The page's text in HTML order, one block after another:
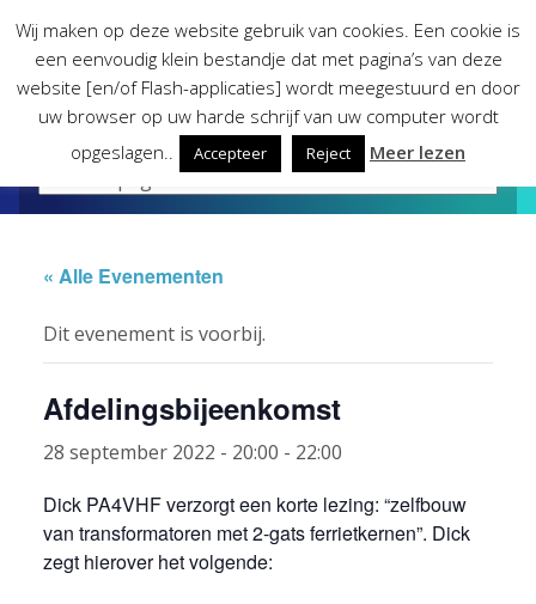
content
« Alle Evenementen
Dit evenement is voorbij.
Afdelingsbijeenkomst
28 september 2022 - 20:00 - 22:00
Dick PA4VHF verzorgt een korte lezing: “zelfbouw
van transformatoren met 2-gats ferrietkernen”. Dick
zegt hierover het volgende:
Wij maken op deze website gebruik van cookies. Een cookie is
een eenvoudig klein bestandje dat met pagina’s van deze
website [en/of Flash-applicaties] wordt meegestuurd en door
uw browser op uw harde schrijf van uw computer wordt
opgeslagen..
Accepteer Reject Meer lezen